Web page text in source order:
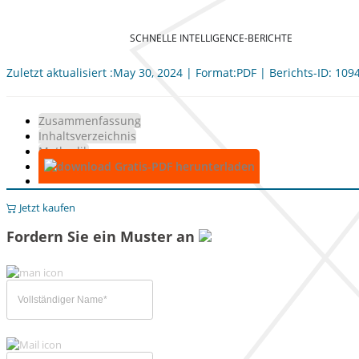
SCHNELLE INTELLIGENCE-BERICHTE
Zuletzt aktualisiert :May 30, 2024 | Format:PDF | Berichts-ID:
Zusammenfassung
Inhaltsverzeichnis
Methodik
Gratis-PDF herunterladen
Jetzt kaufen
Fordern Sie ein Muster an